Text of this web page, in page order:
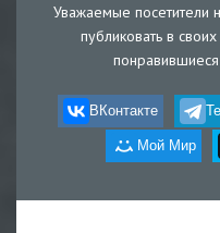
Уважаемые посетители
публиковать в
ВКонтакте
Мой Мир